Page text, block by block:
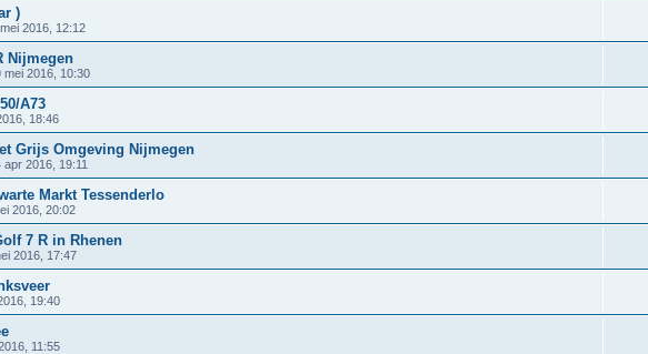
)
2016, 12:12
Nijmegen
mei 2016, 10:30
A73
18:46
Grijs Omgeving Nijmegen
apr 2016, 19:11
Markt Tessenderlo
2016, 20:02
7 R in Rhenen
2016, 17:47
19:40
11:55